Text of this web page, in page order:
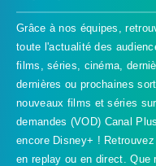
Grâce à nos équipes,
toute l'actualité des
films, séries, cinéma,
dernières ou prochaines
nouveaux films et séries
demandes (VOD) Canal
encore Disney+ !
en replay ou en direct. Que